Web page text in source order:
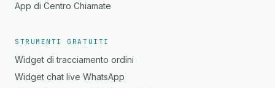
App di Centro Chiamate
STRUMENTI GRATUITI
Widget di tracciamento ordini
Widget chat live WhatsApp